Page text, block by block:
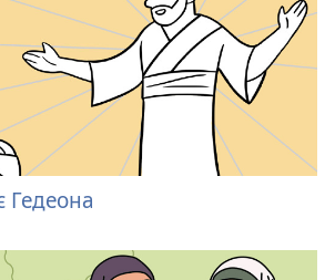
Гедеона